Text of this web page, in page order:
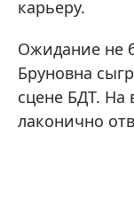
карьеру.
Ожидание не
Бруновна
сцене БДТ. На
лаконично